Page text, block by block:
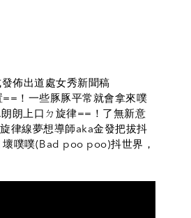
佈出道處女秀新聞稿
！一些豚豚平常就會拿來噗
朗上口ㄉ旋律==！了無新意
律線夢想導師aka金發把拔抖
噗噗(Bad poo poo)抖世界，